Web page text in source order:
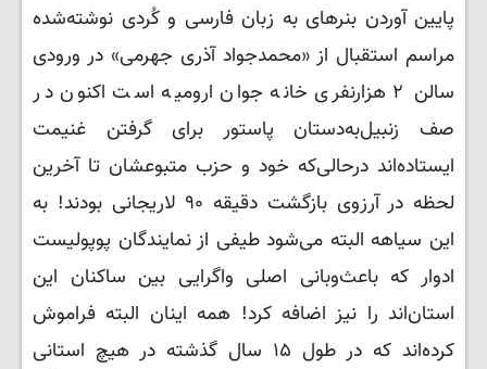
پایین آوردن بنرهای به زبان فارسی و کُردی نوشته‌شده
مراسم استقبال از «محمدجواد آذری جهرمی» در ورودی
سالن ۲ هزارنفری خانه جوان ارومیه است اکنون در
صف زنبیل‌به‌دستان پاستور برای گرفتن غنیمت
ایستاده‌اند درحالی‌که خود و حزب متبوعشان تا آخرین
لحظه در آرزوی بازگشت دقیقه ۹۰ لاریجانی بودند! به
این سیاهه البته می‌شود طیفی از نمایندگان پوپولیست
ادوار که باعث‌وبانی اصلی واگرایی بین ساکنان این
استان‌اند را نیز اضافه کرد! همه اینان البته فراموش
کرده‌اند که در طول ۱۵ سال گذشته در هیچ استانی